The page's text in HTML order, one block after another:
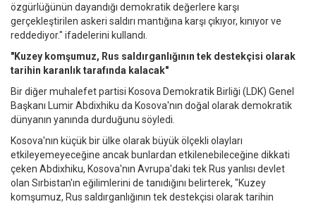
özgürlüğünün dayandığı demokratik değerlere karşı
gerçekleştirilen askeri saldırı mantığına karşı çıkıyor, kınıyor ve
reddediyor." ifadelerini kullandı.
"Kuzey komşumuz, Rus saldırganlığının tek destekçisi olarak
tarihin karanlık tarafında kalacak"
Bir diğer muhalefet partisi Kosova Demokratik Birliği (LDK) Genel
Başkanı Lumir Abdixhiku da Kosova'nın doğal olarak demokratik
dünyanın yanında durduğunu söyledi.
Kosova'nın küçük bir ülke olarak büyük ölçekli olayları
etkileyemeyeceğine ancak bunlardan etkilenebileceğine dikkati
çeken Abdixhiku, Kosova'nın Avrupa'daki tek Rus yanlısı devlet
olan Sırbistan'ın eğilimlerini de tanıdığını belirterek, "Kuzey
komşumuz, Rus saldırganlığının tek destekçisi olarak tarihin